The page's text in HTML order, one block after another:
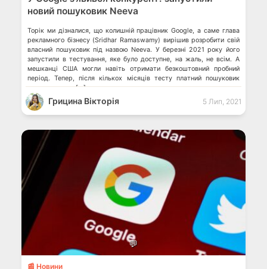
новий пошуковик Neeva
Торік ми дізналися, що колишній працівник Google, а саме глава
рекламного бізнесу (Sridhar Ramaswamy) вирішив розробити свій
власний пошуковик під назвою Neeva. У березні 2021 року його
запустили в тестування, яке було доступне, на жаль, не всім. А
мешканці США могли навіть отримати безкоштовний пробний
період. Тепер, після кількох місяців тесту платний пошуковик
розпочав свою […]
Грицина Вікторія 5 Лип, 2021
💬
📰 Новини